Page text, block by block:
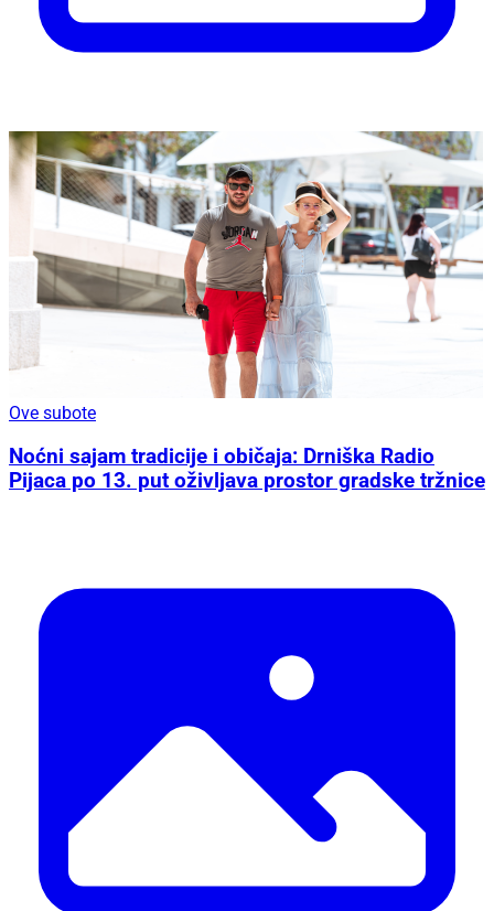
Ove subote
Noćni sajam tradicije i običaja: Drniška Radio
Pijaca po 13. put oživljava prostor gradske tržnice